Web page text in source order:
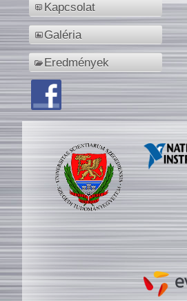
Kapcsolat
Galéria
Eredmények